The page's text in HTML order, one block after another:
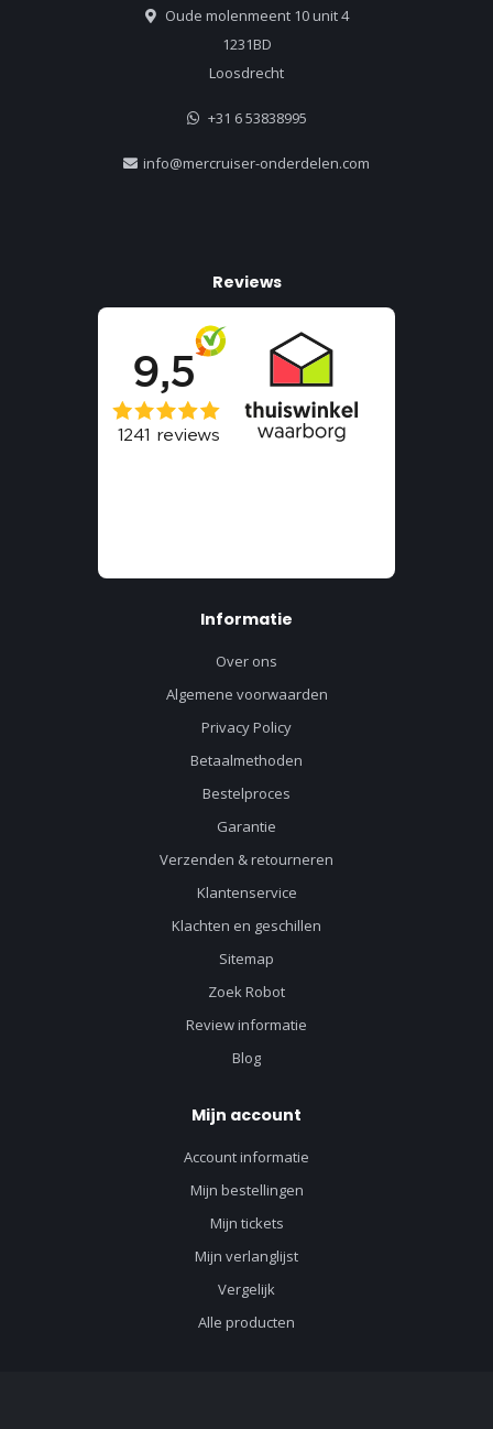
Oude molenmeent 10 unit 4
1231BD
Loosdrecht
+31 6 53838995
info@mercruiser-onderdelen.com
Reviews
Informatie
Over ons
Algemene voorwaarden
Privacy Policy
Betaalmethoden
Bestelproces
Garantie
Verzenden & retourneren
Klantenservice
Klachten en geschillen
Sitemap
Zoek Robot
Review informatie
Blog
Mijn account
Account informatie
Mijn bestellingen
Mijn tickets
Mijn verlanglijst
Vergelijk
Alle producten